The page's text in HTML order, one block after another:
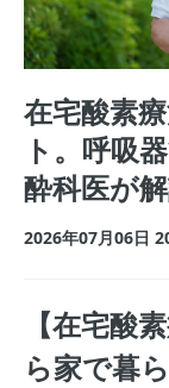
在宅酸素
ト。呼吸
酔科医が
2026年07月06日
【在宅酸
ら家で暮